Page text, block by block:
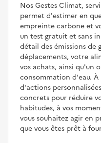
Nos Gestes Climat,
permet d'estimer en
empreinte carbone et
un test gratuit et sans
détail des émissions de
déplacements, votre
vos achats, ainsi qu'un
consommation d'eau.
d'actions
concrets pour réduire
habitudes, à vos
vous souhaitez agir en
que vous êtes prêt à